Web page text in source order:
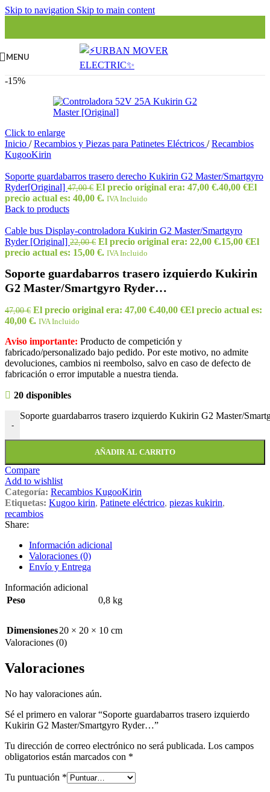
Skip to navigation Skip to main content
MENU
-15%
Click to enlarge
Inicio / Recambios y Piezas para Patinetes Eléctricos / Recambios
KugooKirin
Soporte guardabarros trasero derecho Kukirin G2 Master/Smartgyro
Ryder[Original] 47,00€ El precio original era: 47,00 €.40,00 €El
precio actual es: 40,00 €. IVA Incluido
Back to products
Cable bus Display-controladora Kukirin G2 Master/Smartgyro
Ryder [Original] 22,00€ El precio original era: 22,00 €.15,00 €El
precio actual es: 15,00 €. IVA Incluido
Soporte guardabarros trasero izquierdo Kukirin
G2 Master/Smartgyro Ryder…
47,00€ El precio original era: 47,00 €.40,00 €El precio actual es:
40,00 €. IVA Incluido
Aviso importante: Producto de competición y
fabricado/personalizado bajo pedido. Por este motivo, no admite
devoluciones, cambios ni reembolso, salvo en caso de defecto de
fabricación o error imputable a nuestra tienda.
20 disponibles
-
Soporte guardabarros trasero izquierdo Kukirin G2 Master/
AÑADIR AL CARRITO
Compare
Add to wishlist
Categoría: Recambios KugooKirin
Etiquetas: Kugoo kirin, Patinete eléctrico, piezas kukirin,
recambios
Share:
Información adicional
Valoraciones (0)
Envío y Entrega
Información adicional
Peso
0,8 kg
Dimensiones20 × 20 × 10 cm
Valoraciones (0)
Valoraciones
No hay valoraciones aún.
Sé el primero en valorar “Soporte guardabarros trasero izquierdo
Kukirin G2 Master/Smartgyro Ryder…”
Tu dirección de correo electrónico no será publicada. Los campos
obligatorios están marcados con *
Tu puntuación *